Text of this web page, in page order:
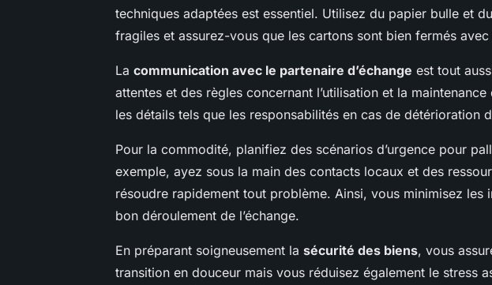
techniques adaptées est essentiel. Utilisez du papier bulle et
fragiles et assurez-vous que les cartons sont bien fermés
La communication avec le partenaire d’échange est tout
attentes et des règles concernant l’utilisation et la
les détails tels que les responsabilités en cas de détérioration
Pour la commodité, planifiez des scénarios d’urgence pour
exemple, ayez sous la main des contacts locaux et des
résoudre rapidement tout problème. Ainsi, vous minimisez les
bon déroulement de l’échange.
En préparant soigneusement la sécurité des biens, vous
transition en douceur mais vous réduisez également le stress